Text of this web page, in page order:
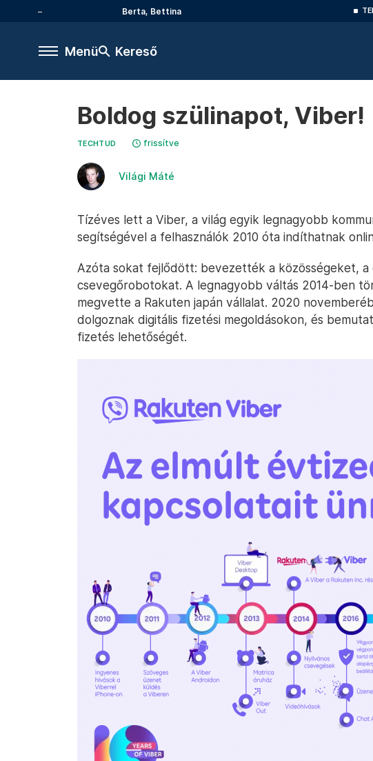
Berta, Bettina
Menü Kereső
Boldog szülinapot, Viber!
TECHTUD frissítve
Világi Máté
Tízéves lett a Viber, a világ egyik legnagyobb
segítségével a felhasználók 2010 óta indíthatnak
Azóta sokat fejlődött: bevezették a közösségeket,
csevegőrobotokat. A legnagyobb váltás 2014-ben
megvette a Rakuten japán vállalat. 2020
dolgoznak digitális fizetési megoldásokon, és
fizetés lehetőségét.